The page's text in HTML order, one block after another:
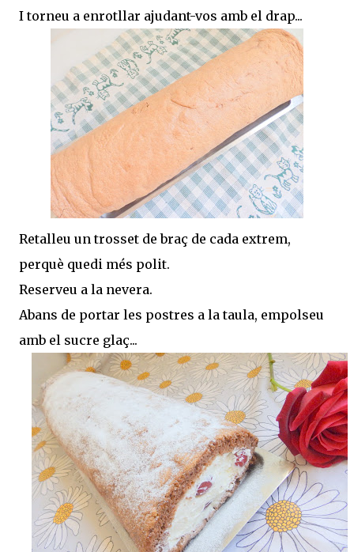
I torneu a enrotllar ajudant-vos amb el drap...
Retalleu un trosset de braç de cada extrem,
perquè quedi més polit.
Reserveu a la nevera.
Abans de portar les postres a la taula, empolseu
amb el sucre glaç...